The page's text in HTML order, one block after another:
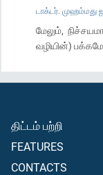
டாக்டர். முஹம்மது
மேலும்,
வழியின்)
திட்டம் பற்றி
FEATURES
CONTACTS